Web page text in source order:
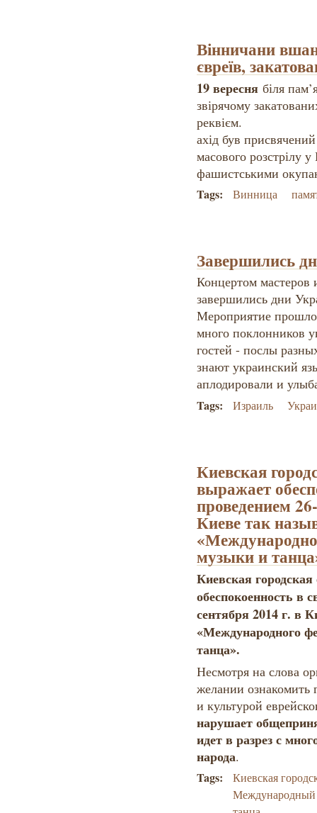
Вінничани
євреїв,
19 вереснябіля
звірячому
реквієм.
ахід був
масового розстрілу
фашистськими
Tags: Винница
Завершились
Концертом мастеров
завершились дни
Мероприятие
много поклонников
гостей - послы
знают украинский
аплодировали и
Tags: Израиль
Киевская
выражает
проведением
Киеве так
музыки и
Киевская
обеспокоенность в
сентября 2014 г. в
«Международного
танца».
Несмотря на слова
желании ознакомить
и культурой
нарушает
идет в разрез с
народа.
Tags:
Киевская
Международный